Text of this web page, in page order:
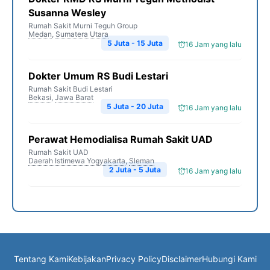
Susanna Wesley
Rumah Sakit Murni Teguh Group
Medan, Sumatera Utara
16 Jam yang lalu
5 Juta - 15 Juta
Dokter Umum RS Budi Lestari
Rumah Sakit Budi Lestari
Bekasi, Jawa Barat
16 Jam yang lalu
5 Juta - 20 Juta
Perawat Hemodialisa Rumah Sakit UAD
Rumah Sakit UAD
Daerah Istimewa Yogyakarta, Sleman
16 Jam yang lalu
2 Juta - 5 Juta
Tentang KamiKebijakanPrivacy PolicyDisclaimerHubungi Kami